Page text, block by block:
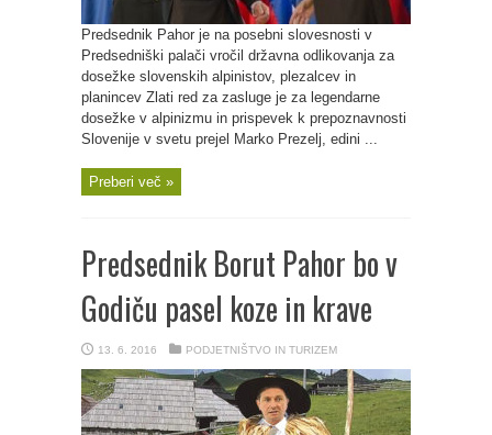
Predsednik Pahor je na posebni slovesnosti v
Predsedniški palači vročil državna odlikovanja za
dosežke slovenskih alpinistov, plezalcev in
planincev Zlati red za zasluge je za legendarne
dosežke v alpinizmu in prispevek k prepoznavnosti
Slovenije v svetu prejel Marko Prezelj, edini ...
Preberi več »
Predsednik Borut Pahor bo v
Godiču pasel koze in krave
13. 6. 2016 PODJETNIŠTVO IN TURIZEM